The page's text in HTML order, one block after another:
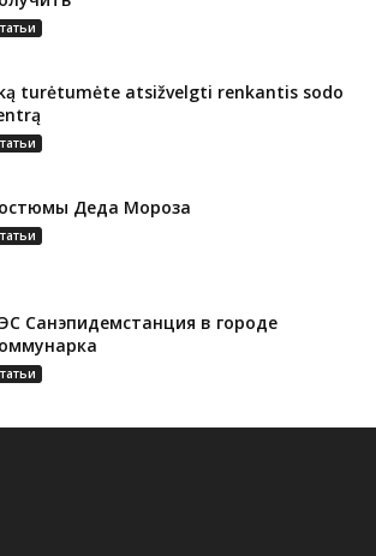
turėtumėte atsižvelgti renkantis sodo
Деда Мороза
Санэпидемстанция в городе